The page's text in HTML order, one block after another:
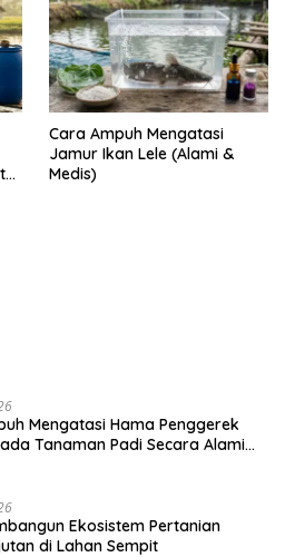
Cara Ampuh Mengatasi
Jamur Ikan Lele (Alami &
Medis)
Mengatasi Hama Penggerek
Tanaman Padi Secara Alami
Ekosistem Pertanian
di Lahan Sempit